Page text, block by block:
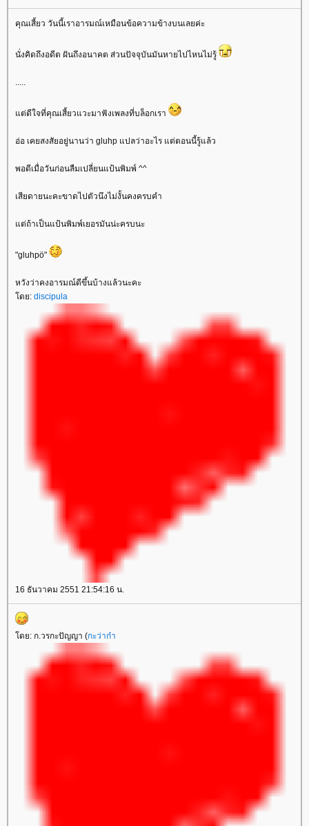
คุณเสี้ยว วันนี้เราอารมณ์เหมือนข้อความข้างบนเลยค่ะ
นั่งคิดถึงอดีต ฝันถึงอนาคต ส่วนปัจจุบันมันหายไปไหนไม่รู้
.....
ต่ดีใจที่คุณเสี้ยวแวะมาฟังเพลงที่บล็อกเรา
อ่อ เคยสงสัยอยู่นานว่า gluhp แปลว่าอะไร แต่ตอนนี้รู้แล้ว
พอดีเมื่อวันก่อนลืมเปลี่ยนแป้นพิมพ์ ^^
เสียดายนะคะขาดไปตัวนึงไม่งั้นคงครบคำ
ต่ถ้าเป็นแป้นพิมพ์เยอรมันน่ะครบนะ
"gluhpö"
หวังว่าคงอารมณ์ดีขึ้นบ้างแล้วนะคะ
ดย: discipula
16 ธันวาคม 2551 21:54:16 น.
ดย: ก.วรกะปัญญา (กะว่าก๋า